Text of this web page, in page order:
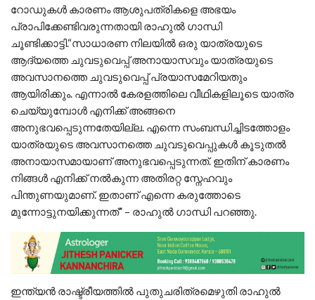
റോഡുകള്‍ കാരണം ആശുപത്രികളെ അഭയം
പ്രാപിക്കേണ്ടിവരുന്നതായി രാഹുല്‍ ഗാന്ധി
ചൂണ്ടിക്കാട്ടി.“സാധാരണ നിലയില്‍ ഒരു യാത്രയുടെ
ആദ്യത്തെ ചുവടുവെപ്പ് അനായാസവും യാത്രയുടെ
അവസാനത്തെ ചുവടുവെപ്പ് പ്രയാസമേറിയതും
ആയിരിക്കും. എന്നാല്‍ കേരളത്തിലെ വീഥികളിലൂടെ യാത്ര
ചെയ്യുമ്പോള്‍ എനിക്ക് അങ്ങനെ
അനുഭവപ്പെടുന്നതേയില്ല. എന്നെ സംബന്ധിച്ചിടത്തോളം
യാത്രയുടെ അവസാനത്തെ ചുവടുവെപ്പുകള്‍ കൂടുതല്‍
അനായാസമായാണ് അനുഭവപ്പെടുന്നത്. ഇതിന് കാരണം
നിങ്ങള്‍ എനിക്ക് നല്‍കുന്ന അതിരറ്റ സ്നേഹവും
പിന്തുണയുമാണ്. ഇതാണ് എന്നെ കരുത്തോടെ
മുന്നോട്ടുനയിക്കുന്നത്” – രാഹുല്‍ ഗാന്ധി പറഞ്ഞു.
ഇന്ത്യൻ രാഷ്ട്രീയത്തിൽ പുതുചരിത്രമെഴുതി രാഹുൽ